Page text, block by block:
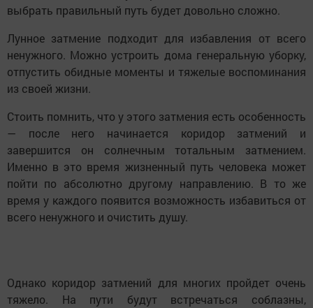
выбрать правильный путь будет довольно сложно.
Лунное затмение подходит для избавления от всего
ненужного. Можно устроить дома генеральную уборку,
отпустить обидные моменты и тяжелые воспоминания
из своей жизни.
Стоить помнить, что у этого затмения есть особенность
— после него начинается коридор затмений и
завершится он солнечным тотальным затмением.
Именно в это время жизненный путь человека может
пойти по абсолютно другому направлению. В то же
время у каждого появится возможность избавиться от
всего ненужного и очистить душу.
Однако коридор затмений для многих пройдет очень
тяжело. На пути будут встречаться соблазны,